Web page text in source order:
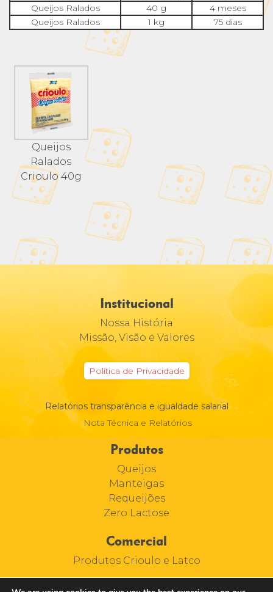
Queijos Ralados
40 g
4 meses
Queijos Ralados
1 kg 75 dias
Queijos
Ralados
Crioulo 40g
Institucional
Nossa História
Missão, Visão e Valores
Política de Privacidade
Relatórios transparência e igualdade salarial
Nota Técnica e Relatórios
Produtos
Queijos
Manteigas
Requeijões
Zero Lactose
Comercial
Produtos Crioulo e Latco